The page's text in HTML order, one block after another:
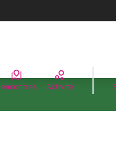
Rencontres Activité